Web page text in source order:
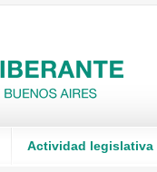
Actividad legislativa